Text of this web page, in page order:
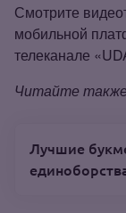
Смотрите
мобильной
телеканале
Читайте
Лучшие